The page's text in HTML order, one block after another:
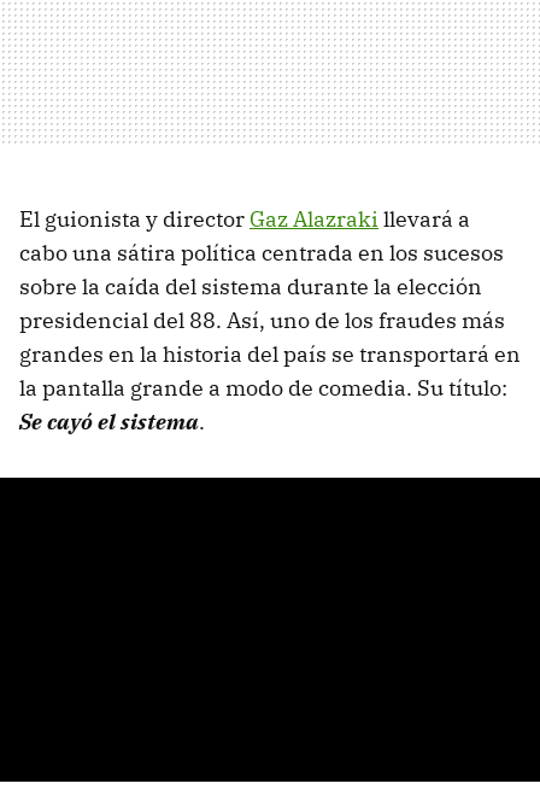
El guionista y director Gaz Alazraki llevará a
cabo una sátira política centrada en los sucesos
sobre la caída del sistema durante la elección
presidencial del 88. Así, uno de los fraudes más
grandes en la historia del país se transportará en
la pantalla grande a modo de comedia. Su título:
Se cayó el sistema.